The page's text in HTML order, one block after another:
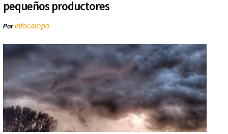
pequeños productores
Porinfocampo